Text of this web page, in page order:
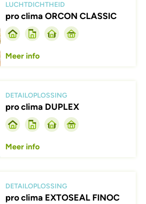
LUCHTDICHTHEID
pro clima ORCON CLASSIC
Meer info
DETAILOPLOSSING
pro clima DUPLEX
Meer info
DETAILOPLOSSING
pro clima EXTOSEAL FINOC